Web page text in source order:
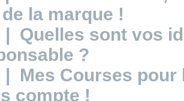
la marque !
| Quelles sont vos
?
| Mes Courses pour
compte !